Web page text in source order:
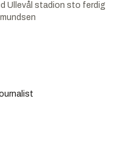
Ullevål stadion sto ferdig